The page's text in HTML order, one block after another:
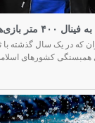
ناگویاست
که در یک سال گذشته با
همبستگی کشورهای